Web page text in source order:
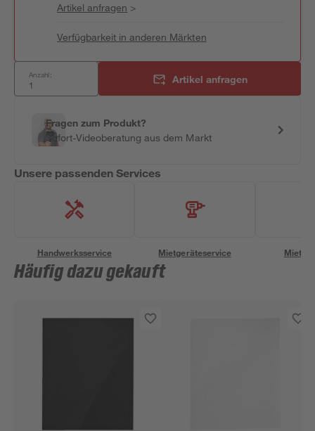
Artikel anfragen >
Verfügbarkeit in anderen Märkten
Anzahl: Artikel anfragen
Fragen zum Produkt?
Sofort-Videoberatung aus dem Markt
Unsere passenden Services
Handwerksservice Mietgeräteservice
Häufig dazu gekauft